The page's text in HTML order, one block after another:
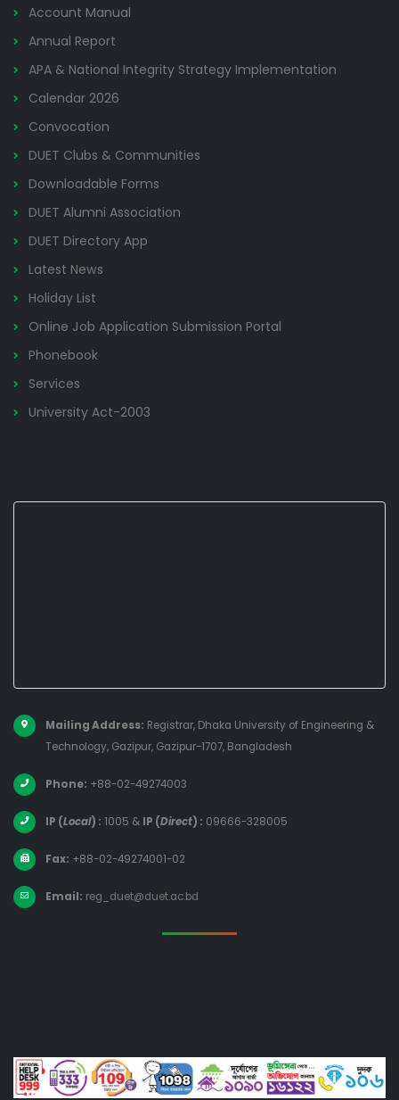
Account Manual
Annual Report
APA & National Integrity Strategy Implementation
Calendar 2026
Convocation
DUET Clubs & Communities
Downloadable Forms
DUET Alumni Association
DUET Directory App
Latest News
Holiday List
Online Job Application Submission Portal
Phonebook
Services
University Act-2003
Mailing Address: Registrar, Dhaka University of Engineering &
Technology, Gazipur, Gazipur-1707, Bangladesh
Phone: +88-02-49274003
IP (Local) : 1005 & IP (Direct) : 09666-328005
Fax: +88-02-49274001-02
Email: reg_duet@duet.ac.bd